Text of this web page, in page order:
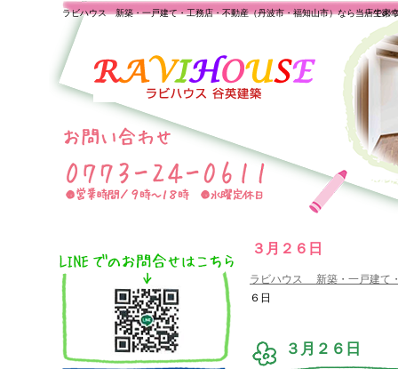
３月２６日
一生の
ラビハウス 新築・一戸建て・工務店・不動産（丹波市・福知山市）なら当店で家
ラビハウス 新築・一戸建て
６日
３月２６日